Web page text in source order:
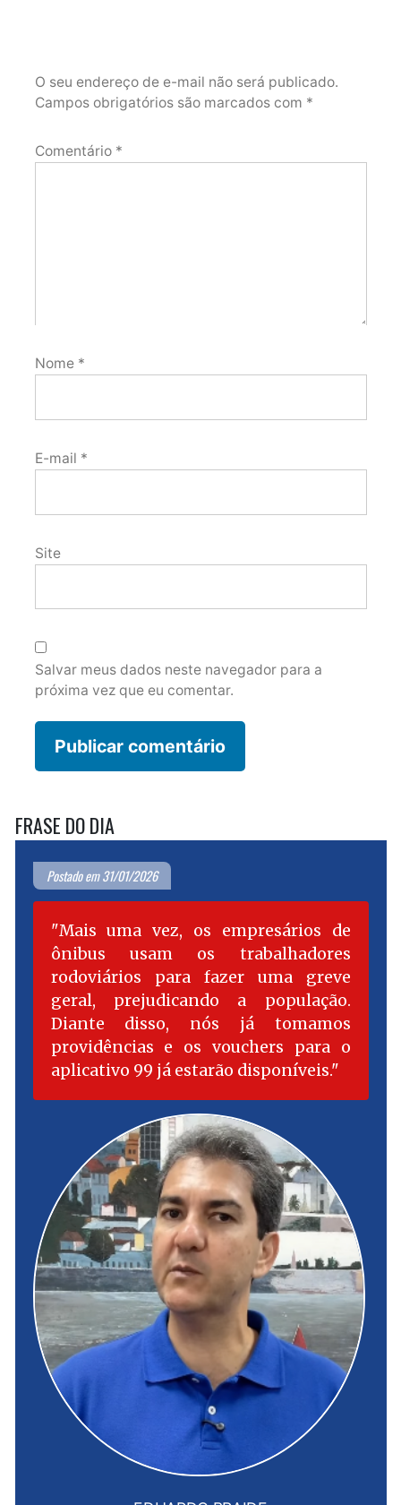
O seu endereço de e-mail não será publicado.
Campos obrigatórios são marcados com *
Comentário *
Nome *
E-mail *
Site
Salvar meus dados neste navegador para a
próxima vez que eu comentar.
FRASE DO DIA
Postado em 31/01/2026
Mais uma vez, os empresários de
ônibus usam os trabalhadores
rodoviários para fazer uma greve
geral, prejudicando a população.
Diante disso, nós já tomamos
providências e os vouchers para o
aplicativo 99 já estarão disponíveis.